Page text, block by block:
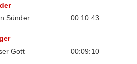
Sünder
00:10:43
Gott
00:09:10